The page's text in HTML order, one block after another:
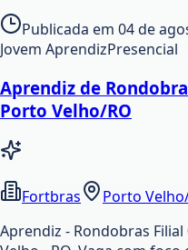
Publicada em 04 de
Jovem AprendizPresencial
Aprendiz de
Porto Velho/RO
Fortbras
Porto
Aprendiz - Rondobras